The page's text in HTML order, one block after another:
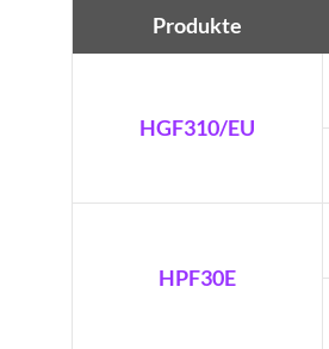
Produkte
HGF310/EU
HPF30E